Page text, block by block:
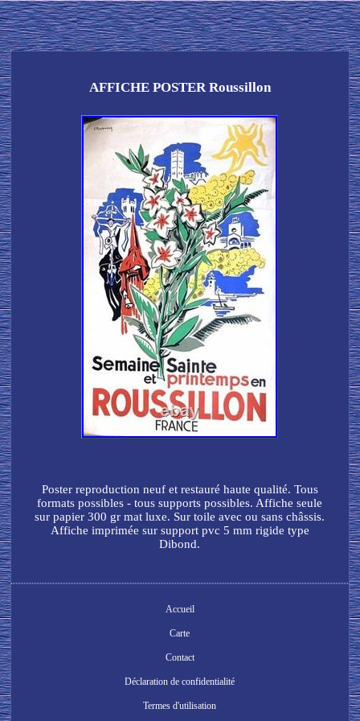
AFFICHE POSTER Roussillon
Poster reproduction neuf et restauré haute qualité. Tous
formats possibles - tous supports possibles. Affiche seule
sur papier 300 gr mat luxe. Sur toile avec ou sans châssis.
Affiche imprimée sur support pvc 5 mm rigide type
Dibond.
Accueil
Carte
Contact
Déclaration de confidentialité
Termes d'utilisation